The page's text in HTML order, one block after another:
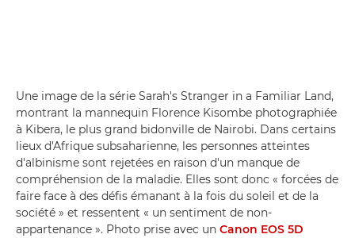
Une image de la série Sarah's Stranger in a Familiar Land,
montrant la mannequin Florence Kisombe photographiée
à Kibera, le plus grand bidonville de Nairobi. Dans certains
lieux d'Afrique subsaharienne, les personnes atteintes
d'albinisme sont rejetées en raison d'un manque de
compréhension de la maladie. Elles sont donc « forcées de
faire face à des défis émanant à la fois du soleil et de la
société » et ressentent « un sentiment de non-
appartenance ». Photo prise avec un Canon EOS 5D